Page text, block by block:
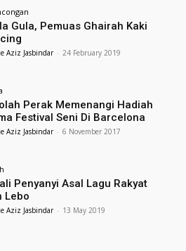
Gula, Pemuas Ghairah Kaki
Aziz Jasbindar - 24 February 2019
Perak Memenangi Hadiah
Festival Seni Di Barcelona
Aziz Jasbindar - 6 November 2017
Penyanyi Asal Lagu Rakyat
Lebo
Aziz Jasbindar - 13 May 2019